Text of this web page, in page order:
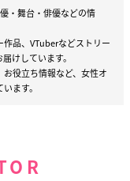
・舞台・俳優などの情
品、VTuberなどストリー
けしています。
役立ち情報など、女性オ
ます。